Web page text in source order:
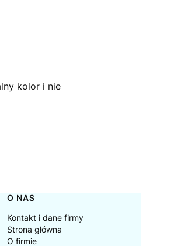
kolor i nie
O NAS
Kontakt i dane firmy
Strona główna
O firmie